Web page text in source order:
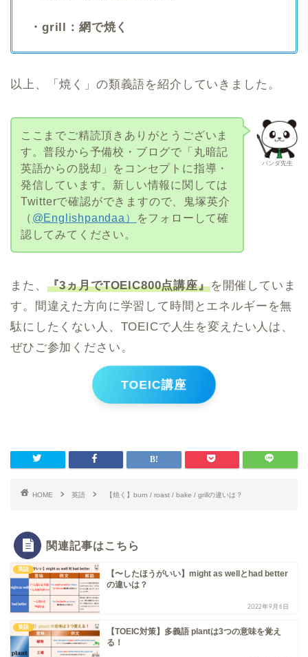
・grill：網で焼く
以上、「焼く」の類義語を紹介していきました。
パンダ先生
ここまでご精読頂きありがとうございま
す。普段から予備校・ブログで「丸暗記
英語からの脱却」をコンセプトに指導・
発信しています。新しい情報に関しては
Twitterで確認ができますので、鬼塚英介
（ @Englishpandaa）
をフォローして確
認してみてください。
また、 『3ヵ月でTOEIC800点講座』を開催していま
す。間違えた方向に学習して時間とエネルギーを無
駄にしたくない人、TOEICで人生を変えたい人は、
ぜひご参加ください。
TOEIC講座
HOME 英語 【焼く】burn / roast / bake / grillの違いは？
関連記事はこちら
英語
【〜したほうがいい】might as wellとhad better
の違いは？
2022年9月6日
英語
【TOEIC対策】多義語 plantは3つの意味を覚え
る！